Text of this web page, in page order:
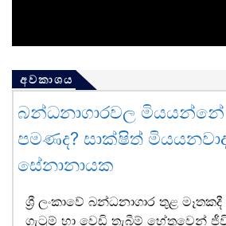
අවකාශය
බන්ධනාගාරවල
පමණද? සාක්ෂිත්
සේනානායක
ශ්‍රී ලංකාවේ බන්ධනාගාර තුළ
ගැටුම් හා වෙඩි තැබීම් හේතුවෙන්